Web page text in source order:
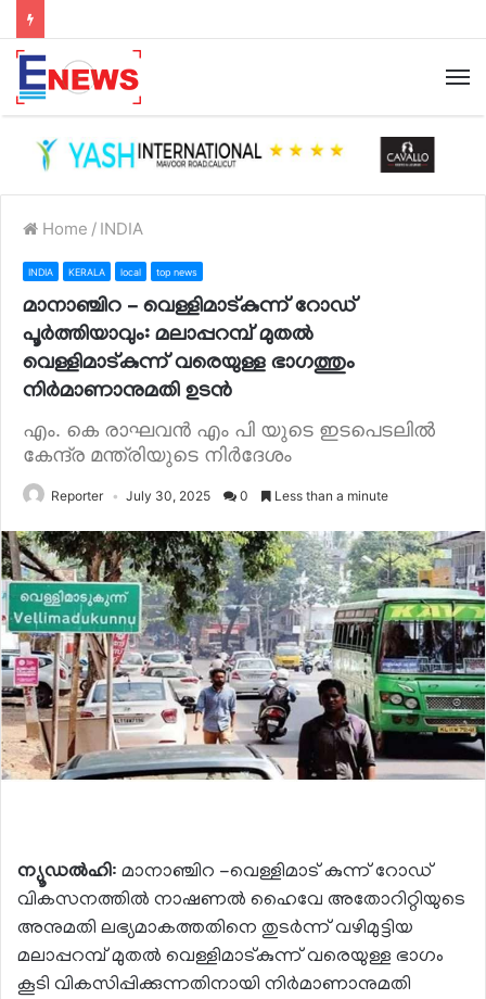
Home / INDIA
INDIA KERALA local top news
മാനാഞ്ചിറ – വെള്ളിമാട്കുന്ന് റോഡ്
പൂർത്തിയാവും: മലാപ്പറമ്പ് മുതൽ
വെള്ളിമാട്കുന്ന് വരെയുള്ള ഭാഗത്തും
നിർമാണാനുമതി ഉടൻ
എം. കെ രാഘവൻ എം പി യുടെ ഇടപെടലിൽ
കേന്ദ്ര മന്ത്രിയുടെ നിർദേശം
Reporter July 30, 2025 0 Less than a minute
ന്യൂഡൽഹി: മാനാഞ്ചിറ -വെള്ളിമാട് കുന്ന് റോഡ്
വികസനത്തിൽ നാഷണൽ ഹൈവേ അതോറിറ്റിയുടെ
അനുമതി ലഭ്യമാകത്തതിനെ തുടർന്ന് വഴിമുട്ടിയ
മലാപ്പറമ്പ് മുതൽ വെള്ളിമാട്കുന്ന് വരെയുള്ള ഭാഗം
കൂടി വികസിപ്പിക്കുന്നതിനായി നിർമാണാനുമതി